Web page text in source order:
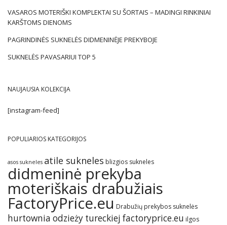
VASAROS MOTERIŠKI KOMPLEKTAI SU ŠORTAIS – MADINGI RINKINIAI
KARŠTOMS DIENOMS
PAGRINDINĖS SUKNELĖS DIDMENINĖJE PREKYBOJE
SUKNELĖS PAVASARIUI TOP 5
NAUJAUSIA KOLEKCIJA
[instagram-feed]
POPULIARIOS KATEGORIJOS
asos sukneles atile sukneles blizgios sukneles
didmeninė prekyba
moteriškais drabužiais
FactoryPrice.eu Drabužių prekybos suknelės
hurtownia odzieży tureckiej factoryprice.eu ilgos